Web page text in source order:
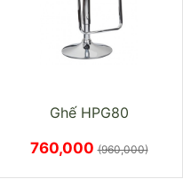
Ghế HPG80
760,000(960,000)